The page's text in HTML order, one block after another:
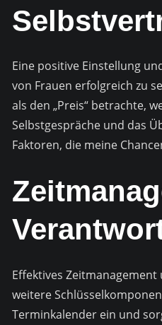
Eine positive Einstellung
von Frauen erfolgreich zu
als den „Preis“ betrachte,
Selbstgespräche und das
Faktoren, die meine
Effektives
weitere
Terminkalender ein und